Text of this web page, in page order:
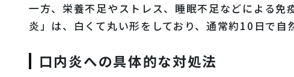
一方、栄養不足やストレス、睡眠不足などによる免
炎」は、白くて丸い形をしており、通常約10日で自
口内炎への具体的な対処法